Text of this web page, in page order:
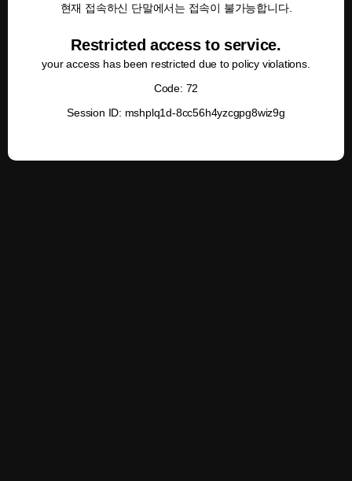
현재 접속하신 단말에서는 접속이 불가능합니다.
Restricted access to service.
your access has been restricted due to policy violations.
Code: 72
Session ID: mshplq1d-8cc56h4yzcgpg8wiz9g